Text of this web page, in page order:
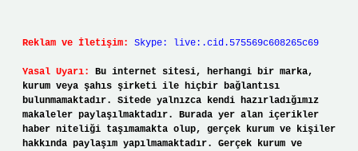
Reklam ve İletişim: Skype: live:.cid.575569c608265c69
Yasal Uyarı:
Bu internet sitesi, herhangi bir marka,
kurum veya şahıs şirketi ile hiçbir bağlantısı
bulunmamaktadır. Sitede yalnızca kendi hazırladığımız
makaleler paylaşılmaktadır. Burada yer alan içerikler
haber niteliği taşımamakta olup, gerçek kurum ve kişiler
hakkında paylaşım yapılmamaktadır. Gerçek kurum ve